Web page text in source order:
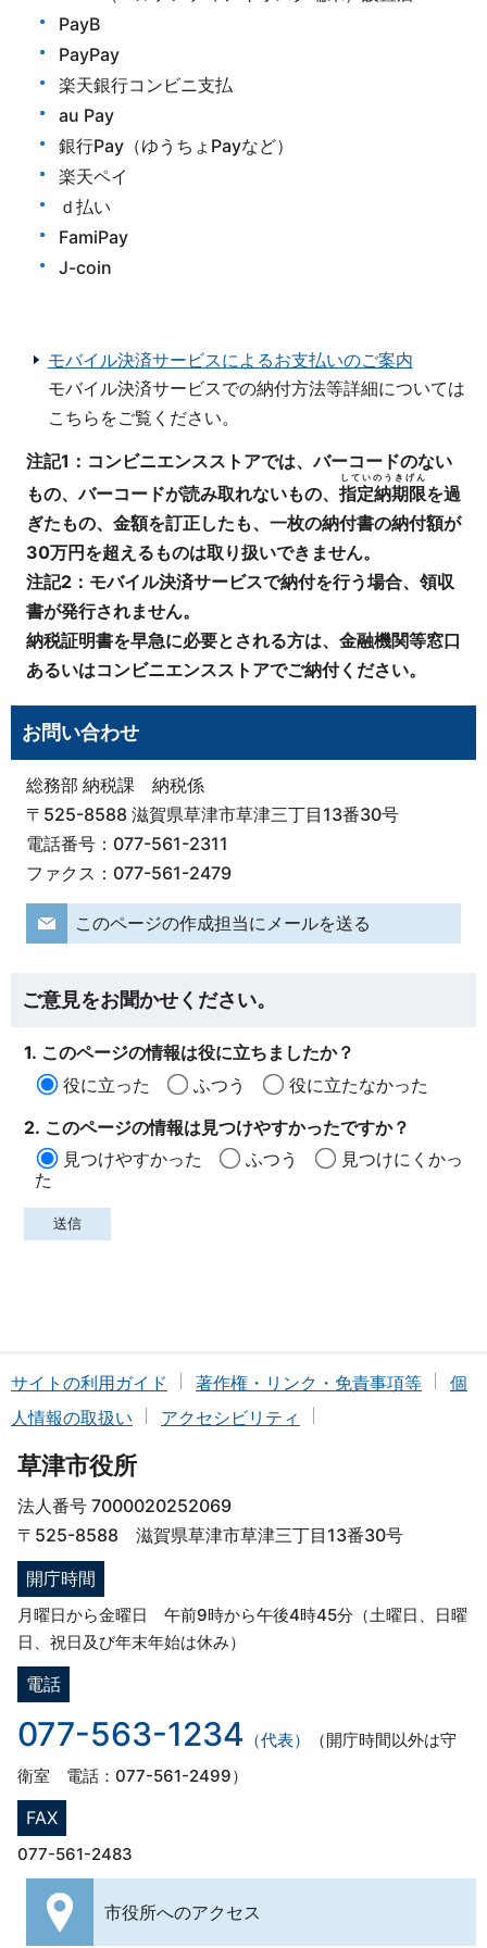
PayB
PayPay
楽天銀行コンビニ支払
au Pay
銀行Pay（ゆうちょPayなど）
楽天ペイ
ｄ払い
FamiPay
J-coin
モバイル決済サービスによるお支払いのご案内
モバイル決済サービスでの納付方法等詳細については
こちらをご覧ください。
注記1：コンビニエンスストアでは、バーコードのない
もの、バーコードが読み取れないもの、 指定納期限
していのうきげん
を過
ぎたもの、金額を訂正したも、一枚の納付書の納付額が
30万円を超えるものは取り扱いできません。
注記2：モバイル決済サービスで納付を行う場合、領収
書が発行されません。
納税証明書を早急に必要とされる方は、金融機関等窓口
あるいはコンビニエンスストアでご納付ください。
お問い合わせ
総務部 納税課 納税係
〒525-8588 滋賀県草津市草津三丁目13番30号
電話番号：077-561-2311
ファクス：077-561-2479
このページの作成担当にメールを送る
ご意見をお聞かせください。
1. このページの情報は役に立ちましたか？
役に立った
ふつう
役に立たなかった
2. このページの情報は見つけやすかったですか？
見つけやすかった
ふつう
見つけにくかっ
た
サイトの利用ガイド 著作権・リンク・免責事項等
個
人情報の取扱い
アクセシビリティ
草津市役所
法人番号 7000020252069
〒525-8588 滋賀県草津市草津三丁目13番30号
開庁時間
月曜日から金曜日 午前9時から午後4時45分（土曜日、日曜
日、祝日及び年末年始は休み）
電話
077-563-1234 （代表）
（開庁時間以外は守
衛室 電話：077-561-2499）
FAX
077-561-2483
市役所へのアクセス